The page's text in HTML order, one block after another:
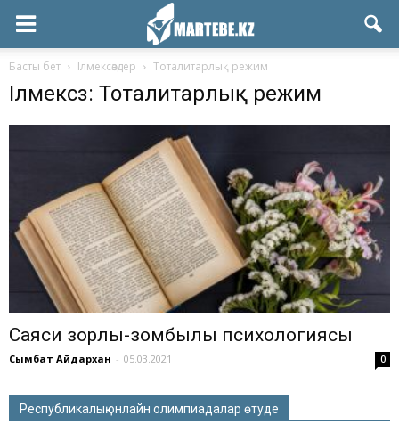
Басты бет Ілмексөздер Тоталитарлық режим
Ілмексөз: Тоталитарлық режим
Саяси зорлық-зомбылық психологиясы
Сымбат Айдархан - 05.03.2021 0
Республикалық онлайн олимпиадалар өтуде